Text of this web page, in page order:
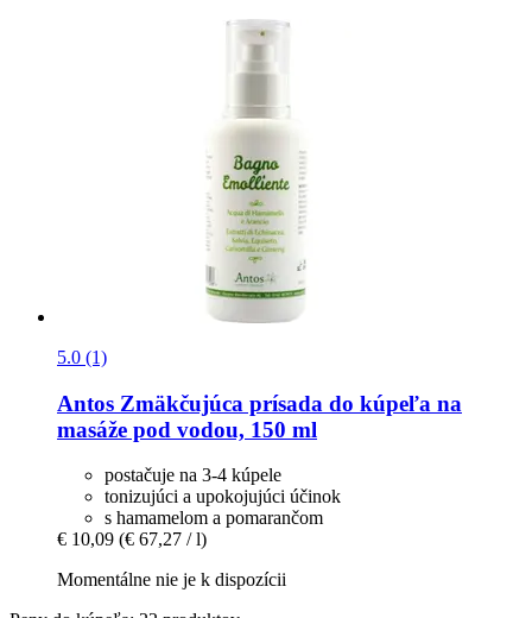
5.0 (1)
Antos Zmäkčujúca prísada do kúpeľa na
masáže pod vodou, 150 ml
postačuje na 3-4 kúpele
tonizujúci a upokojujúci účinok
s hamamelom a pomarančom
€ 10,09 (€ 67,27 / l)
Momentálne nie je k dispozícii